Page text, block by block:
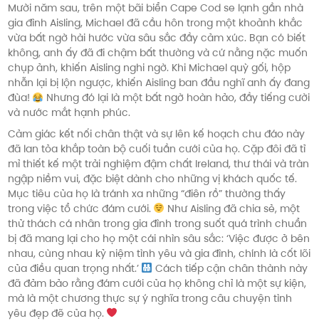
Mười năm sau, trên một bãi biển Cape Cod se lạnh gần nhà
gia đình Aisling, Michael đã cầu hôn trong một khoảnh khắc
vừa bất ngờ hài hước vừa sâu sắc đầy cảm xúc. Bạn có biết
không, anh ấy đã đi chậm bất thường và cứ nằng nặc muốn
chụp ảnh, khiến Aisling nghi ngờ. Khi Michael quỳ gối, hộp
nhẫn lại bị lộn ngược, khiến Aisling ban đầu nghĩ anh ấy đang
đùa!
Nhưng đó lại là một bất ngờ hoàn hảo, đầy tiếng cười
và nước mắt hạnh phúc.
Cảm giác kết nối chân thật và sự lên kế hoạch chu đáo này
đã lan tỏa khắp toàn bộ cuối tuần cưới của họ. Cặp đôi đã tỉ
mỉ thiết kế một trải nghiệm đậm chất Ireland, thư thái và tràn
ngập niềm vui, đặc biệt dành cho những vị khách quốc tế.
Mục tiêu của họ là tránh xa những “điên rồ” thường thấy
trong việc tổ chức đám cưới.
Như Aisling đã chia sẻ, một
thử thách cá nhân trong gia đình trong suốt quá trình chuẩn
bị đã mang lại cho họ một cái nhìn sâu sắc: ‘Việc được ở bên
nhau, cùng nhau kỷ niệm tình yêu và gia đình, chính là cốt lõi
của điều quan trọng nhất.’
Cách tiếp cận chân thành này
đã đảm bảo rằng đám cưới của họ không chỉ là một sự kiện,
mà là một chương thực sự ý nghĩa trong câu chuyện tình
yêu đẹp đẽ của họ.